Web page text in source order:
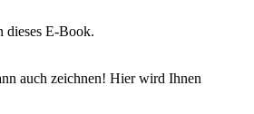
dieses E-Book.
auch zeichnen! Hier wird Ihnen